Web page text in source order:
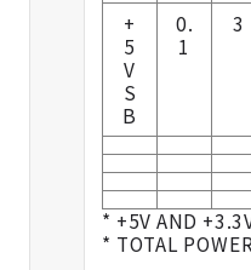
+
5
V
S
B
0.
1
3
* +5V AND
* TOTAL